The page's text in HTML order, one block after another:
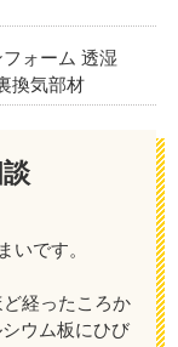
ォーム 透湿
換気部材
いです。
経ったころか
ウム板にひび